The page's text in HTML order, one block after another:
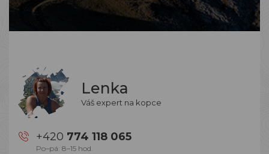
Lenka
Váš expert na kopce
+420 774 118 065
Po–pá: 8–15 hod.